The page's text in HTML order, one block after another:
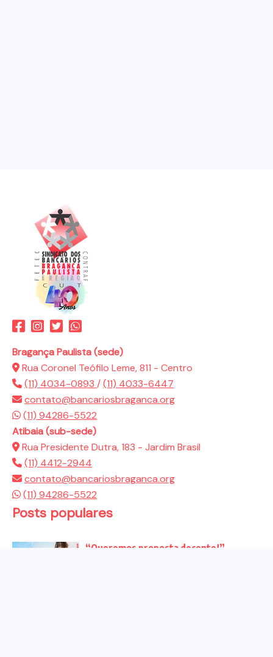
Bragança Paulista (sede)
Rua Coronel Teófilo Leme, 811 - Centro
(11) 4034-0893 /(11) 4033-6447
contato@bancariosbraganca.org
(11) 94286-5522
Atibaia (sub-sede)
Rua Presidente Dutra, 183 - Jardim Brasil
(11) 4412-2944
contato@bancariosbraganca.org
(11) 94286-5522
Posts populares
“Queremos proposta decente!”